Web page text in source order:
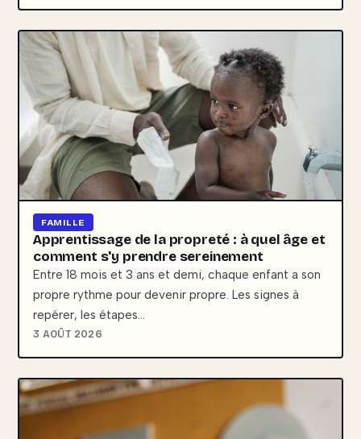
FAMILLE
Apprentissage de la propreté : à quel âge et
comment s'y prendre sereinement
Entre 18 mois et 3 ans et demi, chaque enfant a son
propre rythme pour devenir propre. Les signes à
repérer, les étapes…
3 AOÛT 2026